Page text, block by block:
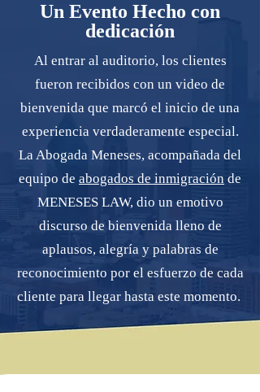
Un Evento Hecho con
dedicación
Al entrar al auditorio, los clientes
fueron recibidos con un video de
bienvenida que marcó el inicio de una
experiencia verdaderamente especial.
La Abogada Meneses, acompañada del
equipo de abogados de inmigración de
MENESES LAW, dio un emotivo
discurso de bienvenida lleno de
aplausos, alegría y palabras de
reconocimiento por el esfuerzo de cada
cliente para llegar hasta este momento.